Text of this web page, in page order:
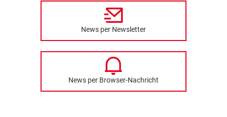
News per Newsletter
News per Browser-Nachricht